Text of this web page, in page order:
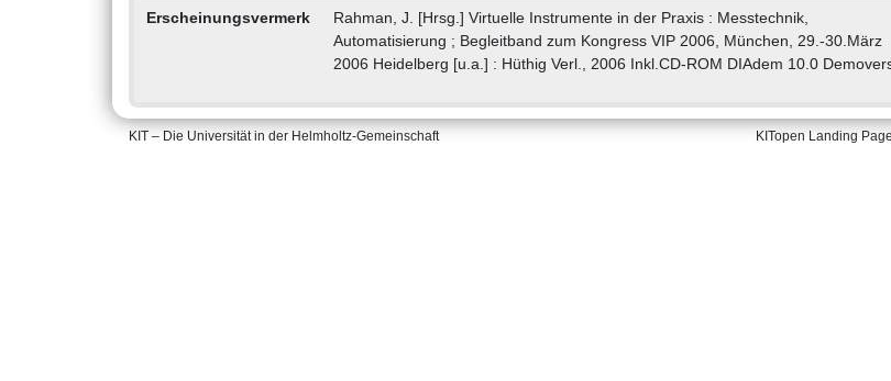
Erscheinungsvermerk
Rahman, J. [Hrsg.] Virtuelle Instrumente in der Praxis : Messtechnik,
Automatisierung ; Begleitband zum Kongress VIP 2006, München, 29.-30.März
2006 Heidelberg [u.a.] : Hüthig Verl., 2006 Inkl.CD-ROM DIAdem 10.0
KIT – Die Universität in der Helmholtz-Gemeinschaft KITopen Landing Page